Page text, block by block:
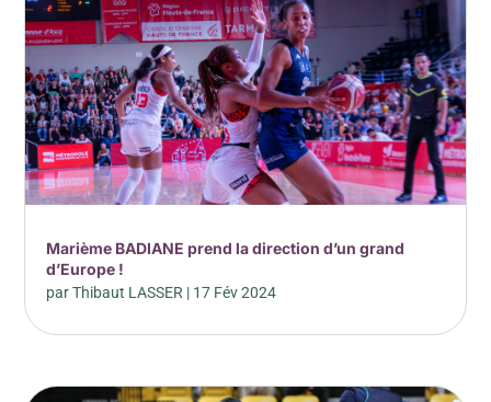
Marième BADIANE prend la direction d’un grand
d’Europe !
parThibaut LASSER | 17 Fév 2024